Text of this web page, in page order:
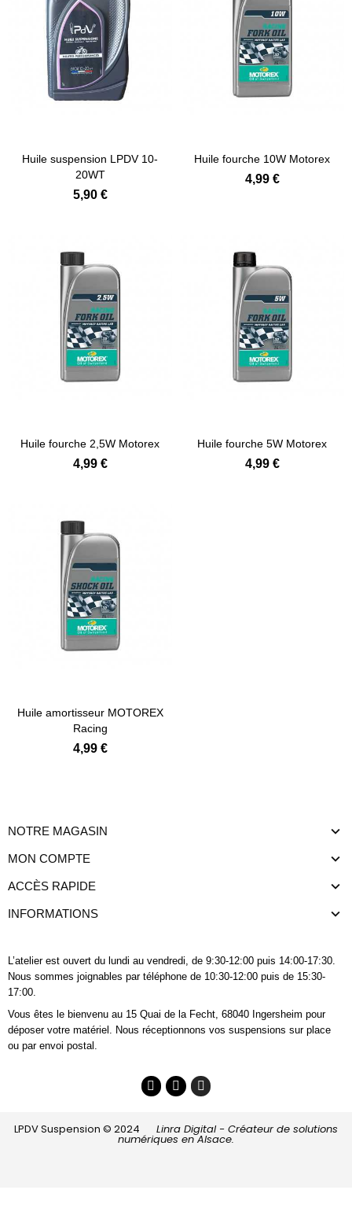
Huile suspension LPDV 10-
20WT
5,90 €
Huile fourche 10W Motorex
4,99 €
Huile fourche 2,5W Motorex
4,99 €
Huile fourche 5W Motorex
4,99 €
Huile amortisseur MOTOREX
Racing
4,99 €
NOTRE MAGASIN
MON COMPTE
ACCÈS RAPIDE
INFORMATIONS
L’atelier est ouvert du lundi au vendredi, de 9:30-12:00 puis 14:00-17:30.
Nous sommes joignables par téléphone de 10:30-12:00 puis de 15:30-
17:00.
Vous êtes le bienvenu au 15 Quai de la Fecht, 68040 Ingersheim pour
déposer votre matériel. Nous réceptionnons vos suspensions sur place
ou par envoi postal.
LPDV Suspension © 2024 Linra Digital - Créateur de solutions
numériques en Alsace.